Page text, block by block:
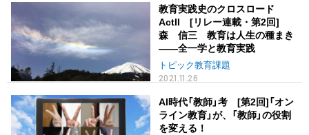
教育実践史のクロスロード
ActII [リレー連載・第2回]
森 信三 教育は人生の種まき
――全一学と教育実践
トピック教育課題
2021.11.26
AI時代「教師」考 [第2回]「オン
ライン教育」が、「教師」の役割
を変える！